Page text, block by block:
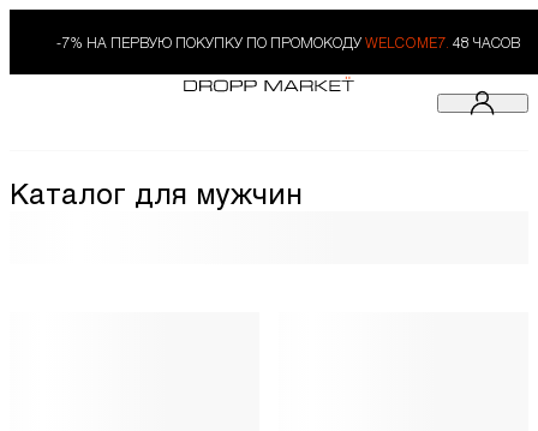
-7% НА ПЕРВУЮ ПОКУПКУ ПО ПРОМОКОДУ WELCOME7. 48 ЧАСОВ
Каталог для мужчин